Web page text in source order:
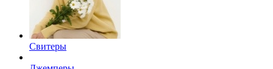
Свитеры